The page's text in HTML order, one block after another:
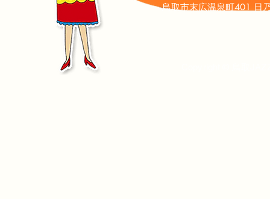
鳥取市末広温泉町401 日